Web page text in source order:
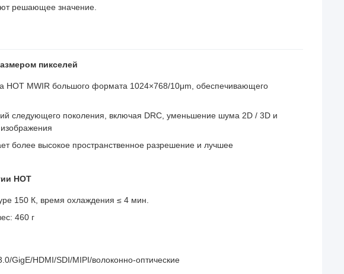
решающее значение.
пикселей
HOT MWIR большого формата 1024×768/10μm, обеспечивающего
следующего поколения, включая DRC, уменьшение шума 2D / 3D и
более высокое пространственное разрешение и лучшее
HOT
150 К, время охлаждения ≤ 4 мин.
460 г
GigE/HDMI/SDI/MIPI/волоконно-оптические